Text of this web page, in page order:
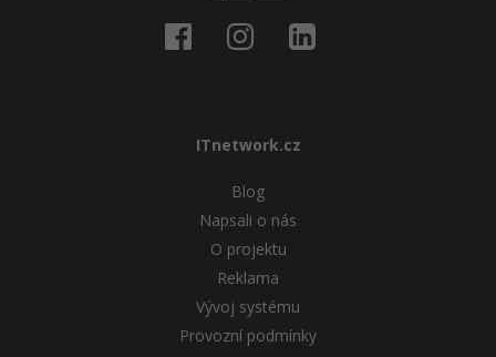
ITnetwork.cz
Blog
Napsali o nás
O projektu
Reklama
Vývoj systému
Provozní podmínky